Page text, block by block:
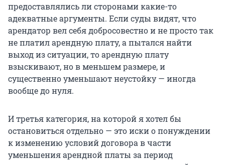
предоставлялись ли сторонами какие-то
адекватные аргументы. Если суды видят, что
арендатор вел себя добросовестно и не просто так
не платил арендную плату, а пытался найти
выход из ситуации, то арендную плату
взыскивают, но в меньшем размере, и
существенно уменьшают неустойку — иногда
вообще до нуля.
И третья категория, на которой я хотел бы
остановиться отдельно — это иски о понуждении
к изменению условий договора в части
уменьшения арендной платы за период